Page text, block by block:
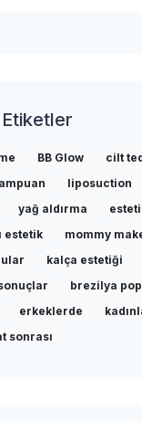
BB Glow
cilt
liposuction
yağ aldırma
estetik
mommy
kalça estetiği
brezilya
erkeklerde
sonrası